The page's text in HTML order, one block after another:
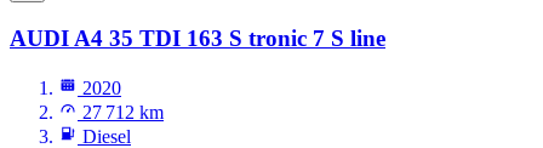
AUDI A4 35 TDI 163 S tronic 7 S line
2020
27 712 km
Diesel